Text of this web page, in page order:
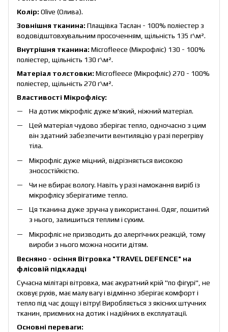
Колір: Olive (Олива).
Зовнішня тканина: Плащівка Таслан - 100% поліестер з
водовідштовхувальним просоченням, щільність 135 г\м².
Внутрішня тканина: Microfleece (Мікрофліс) 130 - 100%
поліестер, щільність 130 г\м².
Матеріал толстовки: Microfleece (Мікрофліс) 270 - 100%
поліестер, щільність 270 г\м².
Властивості Мікрофлісу:
На дотик мікрофліс дуже м'який, ніжний матеріал.
Цей матеріал чудово зберігає тепло, одночасно з цим
він здатний забезпечити вентиляцію у разі перегріву
тіла.
Мікрофліс дуже міцний, відрізняється високою
зносостійкістю.
Чи не вбирає вологу. Навіть у разі намокання виріб із
мікрофлісу зберігатиме тепло.
Ця тканина дуже зручна у використанні. Одяг, пошитий
з нього, залишиться теплим і сухим.
Мікрофліс не призводить до алергічних реакцій, тому
вироби з нього можна носити дітям.
Весняно - осіння Вітровка "TRAVEL DEFENCE" на
флісовій підкладці
Сучасна мілітарі вітровка, має акуратний крій "по фігурі", не
сковує рухів, має малу вагу і відмінно зберігає комфорт і
тепло під час дощу і вітру! Виробляється з якісних штучних
тканин, приємних на дотик і надійних в експлуатації.
Основні переваги: